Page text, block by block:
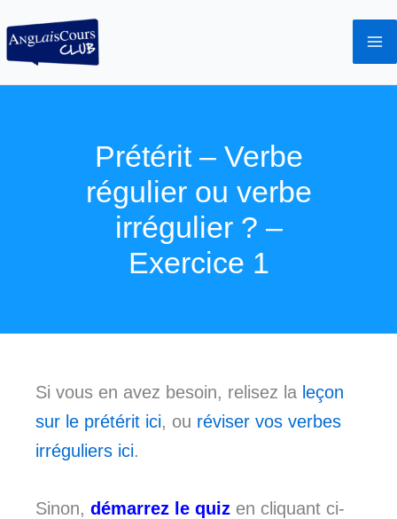
au
contenu
Prétérit – Verbe
régulier ou verbe
irrégulier ? –
Exercice 1
Si vous en avez besoin, relisez la leçon
sur le prétérit ici, ou réviser vos verbes
irréguliers ici.
Sinon, démarrez le quiz en cliquant ci-